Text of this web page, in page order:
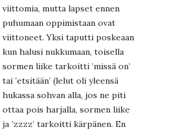
viittomia, mutta lapset ennen
puhumaan oppimistaan ovat
viittoneet. Yksi taputti poskeaan
kun halusi nukkumaan, toisella
sormen liike tarkoitti ’missä on’
tai ’etsitään’ (lelut oli yleensä
hukassa sohvan alla, jos ne piti
ottaa pois harjalla, sormen liike
ja ’zzzz’ tarkoitti kärpänen. En